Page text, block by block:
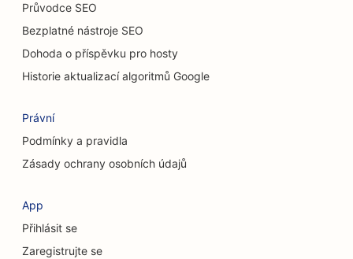
SEO pro kočičí kavárny
SEO pro služby chemického peelingu
SEO pro obchody s oblečením
SEO pro kavárny
SEO pro kosmetické chirurgy
SEO pro Delis
Průvodce SEO
Bezplatné nástroje SEO
Dohoda o příspěvku pro hosty
Historie aktualizací algoritmů Google
Právní
Podmínky a pravidla
Zásady ochrany osobních údajů
App
Přihlásit se
Zaregistrujte se